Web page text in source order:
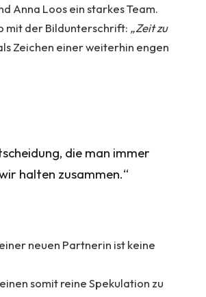
Anna Loos ein starkes Team.
mit der Bildunterschrift: „Zeit zu
Zeichen einer weiterhin engen
die man immer
halten zusammen.“
neuen Partnerin ist keine
somit reine Spekulation zu